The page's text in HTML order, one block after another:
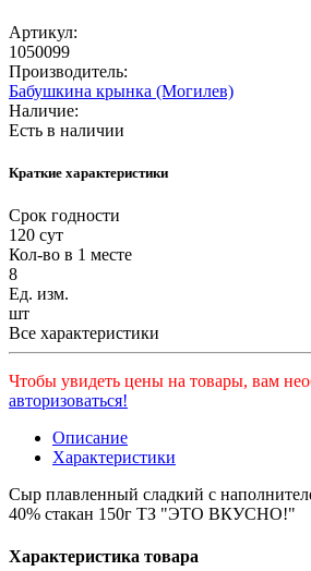
Артикул:
1050099
Производитель:
Бабушкина крынка (Могилев)
Наличие:
Есть в наличии
Краткие характеристики
Срок годности
120 сут
Кол-во в 1 месте
8
Ед. изм.
шт
Все характеристики
Чтобы увидеть цены на товары, вам
авторизоваться!
Описание
Характеристики
Сыр плавленный сладкий с
40% стакан 150г ТЗ "ЭТО ВКУСНО!"
Характеристика товара